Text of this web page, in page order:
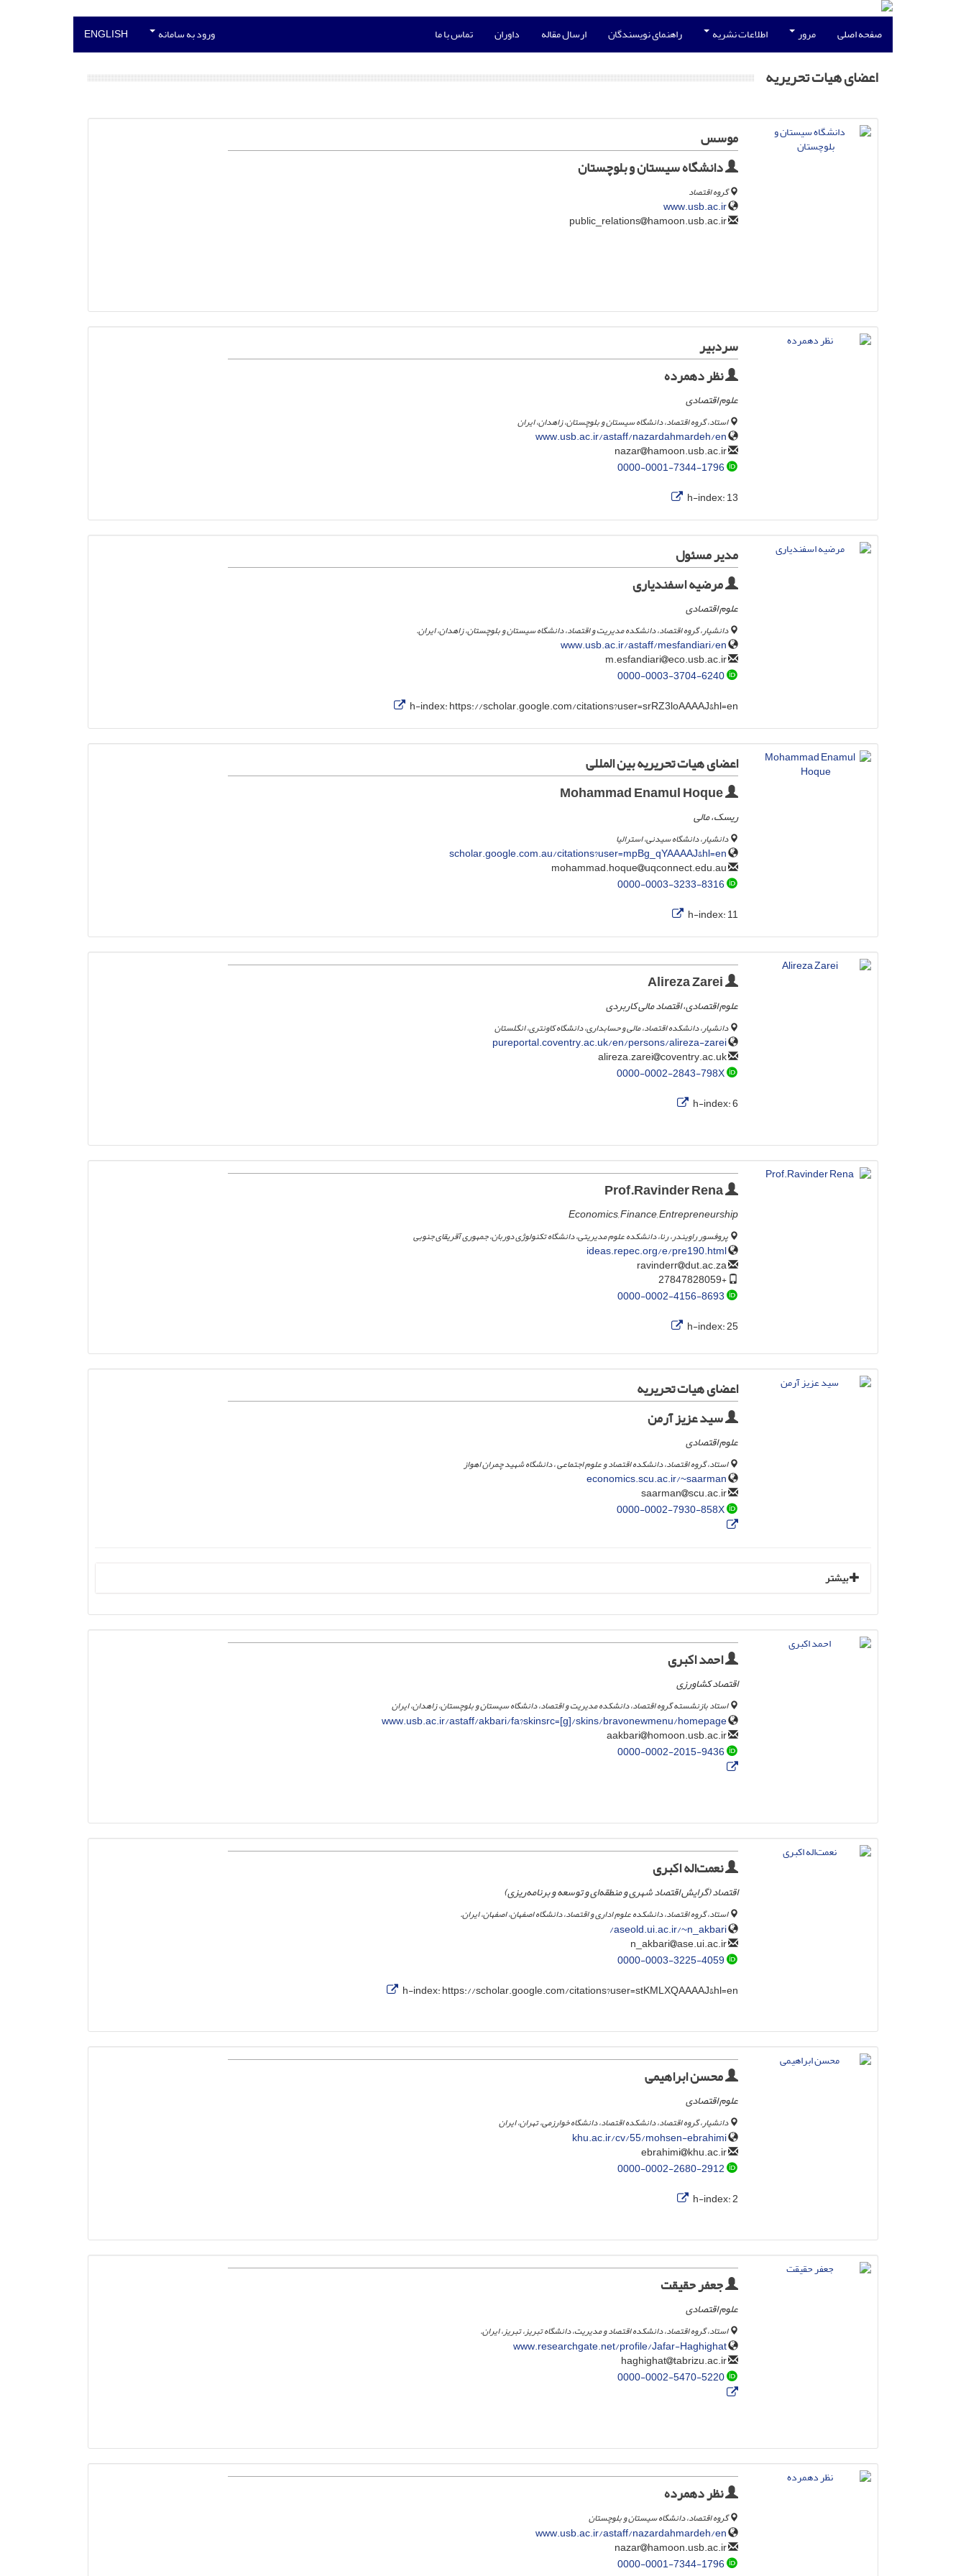
صفحه اصلی مرور اطلاعات نشریه راهنمای نویسندگان ارسال مقاله داوران تماس با ما ورود به سامانه ENGLISH
اعضای هیات تحریریه
موسس
دانشگاه سیستان و بلوچستان
گروه اقتصاد
www.usb.ac.ir
hamoon.usb.ac.ir
سردبیر
نظر دهمرده
علوم اقتصادی
استاد،‌ گروه اقتصاد، دانشگاه سیستان و بلوچستان، زاهدان، ایران
www.usb.ac.ir/astaff/nazardahmardeh/en
hamoon.usb.ac.ir
0000-0001-7344-1796
h-index:13
مدیر مسئول
مرضیه اسفندیاری
علوم اقتصادی
دانشیار، گروه اقتصاد، دانشکده مدیریت و اقتصاد، دانشگاه سیستان و بلوچستان، زاهدان، ایران.
www.usb.ac.ir/astaff/mesfandiari/en
eco.usb.ac.ir
0000-0003-3704-6240
h-index:https://scholar.google.com/citations?user=srRZ3loAAAAJ&hl=en
اعضای هیات تحریریه بین المللی
ریسک، مالی
دانشیار، دانشگاه سیدنی، استرالیا
scholar.google.com.au/citations?user=mpBg_qYAAAAJ&hl=en
uqconnect.edu.au
0000-0003-3233-8316
h-index:11
علوم اقتصادی، اقتصاد مالی کاربردی
دانشیار، دانشکده اقتصاد، مالی و حسابداری، دانشگاه کاونتری، انگلستان
pureportal.coventry.ac.uk/en/persons/alireza-zarei
coventry.ac.uk
0000-0002-2843-798X
h-index:6
Economics, Finance, Entrepreneurship
پروفسور راویندر، رنا، دانشکده علوم مدیریتی، دانشگاه تکنولوژی دوربان، جمهوری آقریقای جنوبی
ideas.repec.org/e/pre190.html
dut.ac.za
+27847828059
0000-0002-4156-8693
h-index:25
اعضای هیات تحریریه
سید عزیز آرمن
علوم اقتصادی
استاد، گروه اقتصاد، دانشکده اقتصاد و علوم اجتماعی ، دانشگاه شهید چمران اهواز
economics.scu.ac.ir/~saarman
scu.ac.ir
0000-0002-7930-858X
بیشتر
احمد اکبری
اقتصاد کشاورزی
استاد بازنشسته گروه اقتصاد، دانشکده مدیریت و اقتصاد، دانشگاه سیستان و بلوچستان، زاهدان، ایران
www.usb.ac.ir/astaff/akbari/fa?skinsrc=[g]/skins/bravonewmenu/homepage
homoon.usb.ac.ir
0000-0002-2015-9436
نعمت‌اله اکبری
اقتصاد (گرایش اقتصاد شهری و منطقه‌ای و توسعه و برنامه‌ریزی)
استاد، گروه اقتصاد، دانشکده علوم اداری و اقتصاد، دانشگاه اصفهان، اصفهان، ایران.
aseold.ui.ac.ir/~n_akbari/
ase.ui.ac.ir
0000-0003-3225-4059
h-index:https://scholar.google.com/citations?user=stKMLXQAAAAJ&hl=en
محسن ابراهیمی
علوم اقتصادی
دانشیار، گروه اقتصاد، دانشکده اقتصاد، دانشگاه خوارزمی، تهران، ایران
khu.ac.ir/cv/55/mohsen-ebrahimi
khu.ac.ir
0000-0002-2680-2912
h-index:2
جعفر حقیقت
علوم اقتصادی
استاد، گروه اقتصاد، دانشکده اقتصاد و مدیریت، دانشگاه تبریز، تبریز، ایران.
www.researchgate.net/profile/Jafar-Haghighat
tabrizu.ac.ir
0000-0002-5470-5220
نظر دهمرده
گروه اقتصاد، دانشگاه سیستان و بلوچستان
www.usb.ac.ir/astaff/nazardahmardeh/en
hamoon.usb.ac.ir
0000-0001-7344-1796